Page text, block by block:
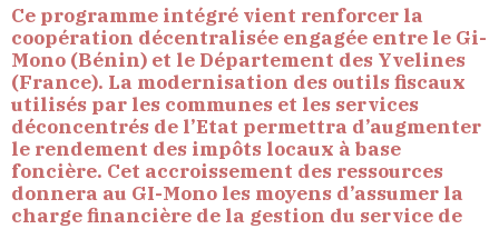
Ce programme intégré vient renforcer la
coopération décentralisée engagée entre le Gi-
Mono (Bénin) et le Département des Yvelines
(France). La modernisation des outils fiscaux
utilisés par les communes et les services
déconcentrés de l’Etat permettra d’augmenter
le rendement des impôts locaux à base
foncière. Cet accroissement des ressources
donnera au GI-Mono les moyens d’assumer la
charge financière de la gestion du service de